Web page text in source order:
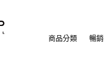
商品分類 暢